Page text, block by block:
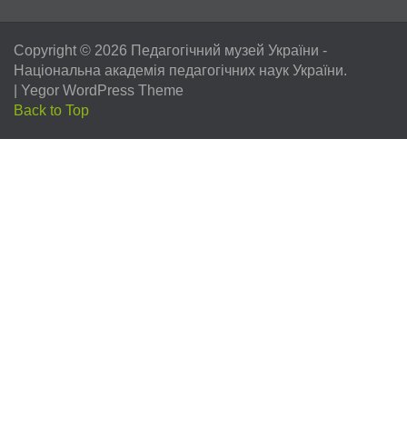
Copyright © 2026 Педагогічний музей України -
Національна академія педагогічних наук України.
Yegor WordPress Theme
Back to Top